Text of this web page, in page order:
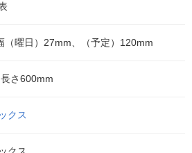
（曜日）27mm、（予定）120mm
さ600mm
クス